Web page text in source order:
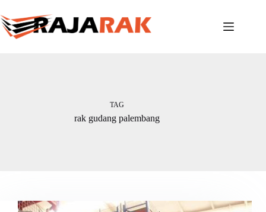
to
content
TAG
rak gudang palembang